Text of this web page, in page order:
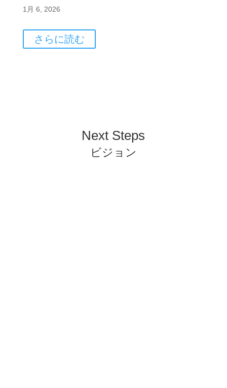
1月 6, 2026
さらに読む
Next Steps
ビジョン